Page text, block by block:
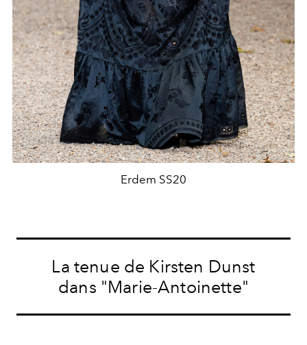
Erdem SS20
La tenue de Kirsten Dunst
dans "Marie-Antoinette"